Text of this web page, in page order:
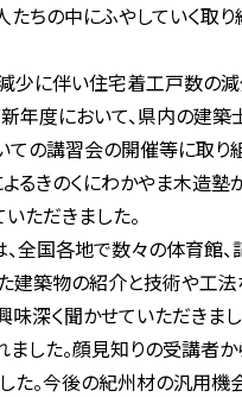
ちの中にふやしていく取
減少に伴い住宅着工戸数
新年度において、県内の
の講習会の開催等に取り
るきのくにわかやま木造
ただきました。
全国各地で数々の体育館
建築物の紹介と技術や工
味深く聞かせていただきま
した。顔見知りの受講者
た。今後の紀州材の汎用